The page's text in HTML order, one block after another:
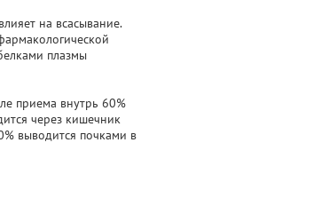
на всасывание.
плазмы
приема внутрь 60%
через кишечник
выводится почками в